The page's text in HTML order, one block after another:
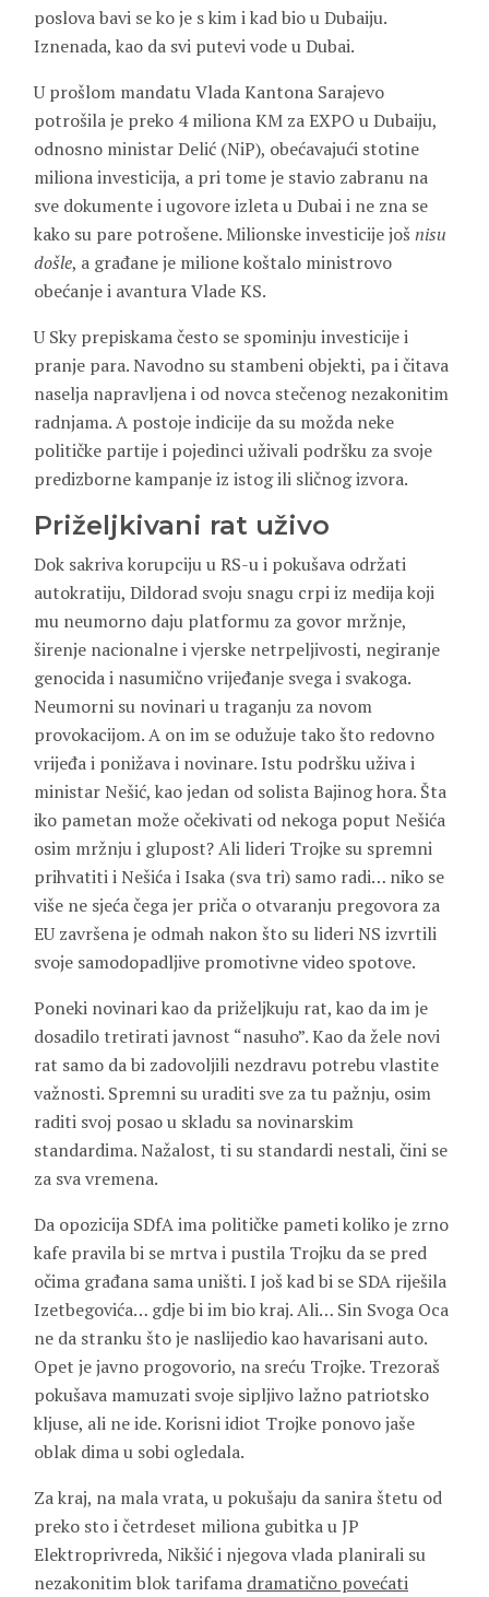
poslova bavi se ko je s kim i kad bio u Dubaiju.
Iznenada, kao da svi putevi vode u Dubai.
U prošlom mandatu Vlada Kantona Sarajevo
potrošila je preko 4 miliona KM za EXPO u Dubaiju,
odnosno ministar Delić (NiP), obećavajući stotine
miliona investicija, a pri tome je stavio zabranu na
sve dokumente i ugovore izleta u Dubai i ne zna se
kako su pare potrošene. Milionske investicije još nisu
došle, a građane je milione koštalo ministrovo
obećanje i avantura Vlade KS.
U Sky prepiskama često se spominju investicije i
pranje para. Navodno su stambeni objekti, pa i čitava
naselja napravljena i od novca stečenog nezakonitim
radnjama. A postoje indicije da su možda neke
političke partije i pojedinci uživali podršku za svoje
predizborne kampanje iz istog ili sličnog izvora.
Priželjkivani rat uživo
Dok sakriva korupciju u RS-u i pokušava održati
autokratiju, Dildorad svoju snagu crpi iz medija koji
mu neumorno daju platformu za govor mržnje,
širenje nacionalne i vjerske netrpeljivosti, negiranje
genocida i nasumično vrijeđanje svega i svakoga.
Neumorni su novinari u traganju za novom
provokacijom. A on im se odužuje tako što redovno
vrijeđa i ponižava i novinare. Istu podršku uživa i
ministar Nešić, kao jedan od solista Bajinog hora. Šta
iko pametan može očekivati od nekoga poput Nešića
osim mržnju i glupost? Ali lideri Trojke su spremni
prihvatiti i Nešića i Isaka (sva tri) samo radi… niko se
više ne sjeća čega jer priča o otvaranju pregovora za
EU završena je odmah nakon što su lideri NS izvrtili
svoje samodopadljive promotivne video spotove.
Poneki novinari kao da priželjkuju rat, kao da im je
dosadilo tretirati javnost “nasuho”. Kao da žele novi
rat samo da bi zadovoljili nezdravu potrebu vlastite
važnosti. Spremni su uraditi sve za tu pažnju, osim
raditi svoj posao u skladu sa novinarskim
standardima. Nažalost, ti su standardi nestali, čini se
za sva vremena.
Da opozicija SDfA ima političke pameti koliko je zrno
kafe pravila bi se mrtva i pustila Trojku da se pred
očima građana sama uništi. I još kad bi se SDA riješila
Izetbegovića… gdje bi im bio kraj. Ali… Sin Svoga Oca
ne da stranku što je naslijedio kao havarisani auto.
Opet je javno progovorio, na sreću Trojke. Trezoraš
pokušava mamuzati svoje sipljivo lažno patriotsko
kljuse, ali ne ide. Korisni idiot Trojke ponovo jaše
oblak dima u sobi ogledala.
Za kraj, na mala vrata, u pokušaju da sanira štetu od
preko sto i četrdeset miliona gubitka u JP
Elektroprivreda, Nikšić i njegova vlada planirali su
nezakonitim blok tarifama dramatično povećati